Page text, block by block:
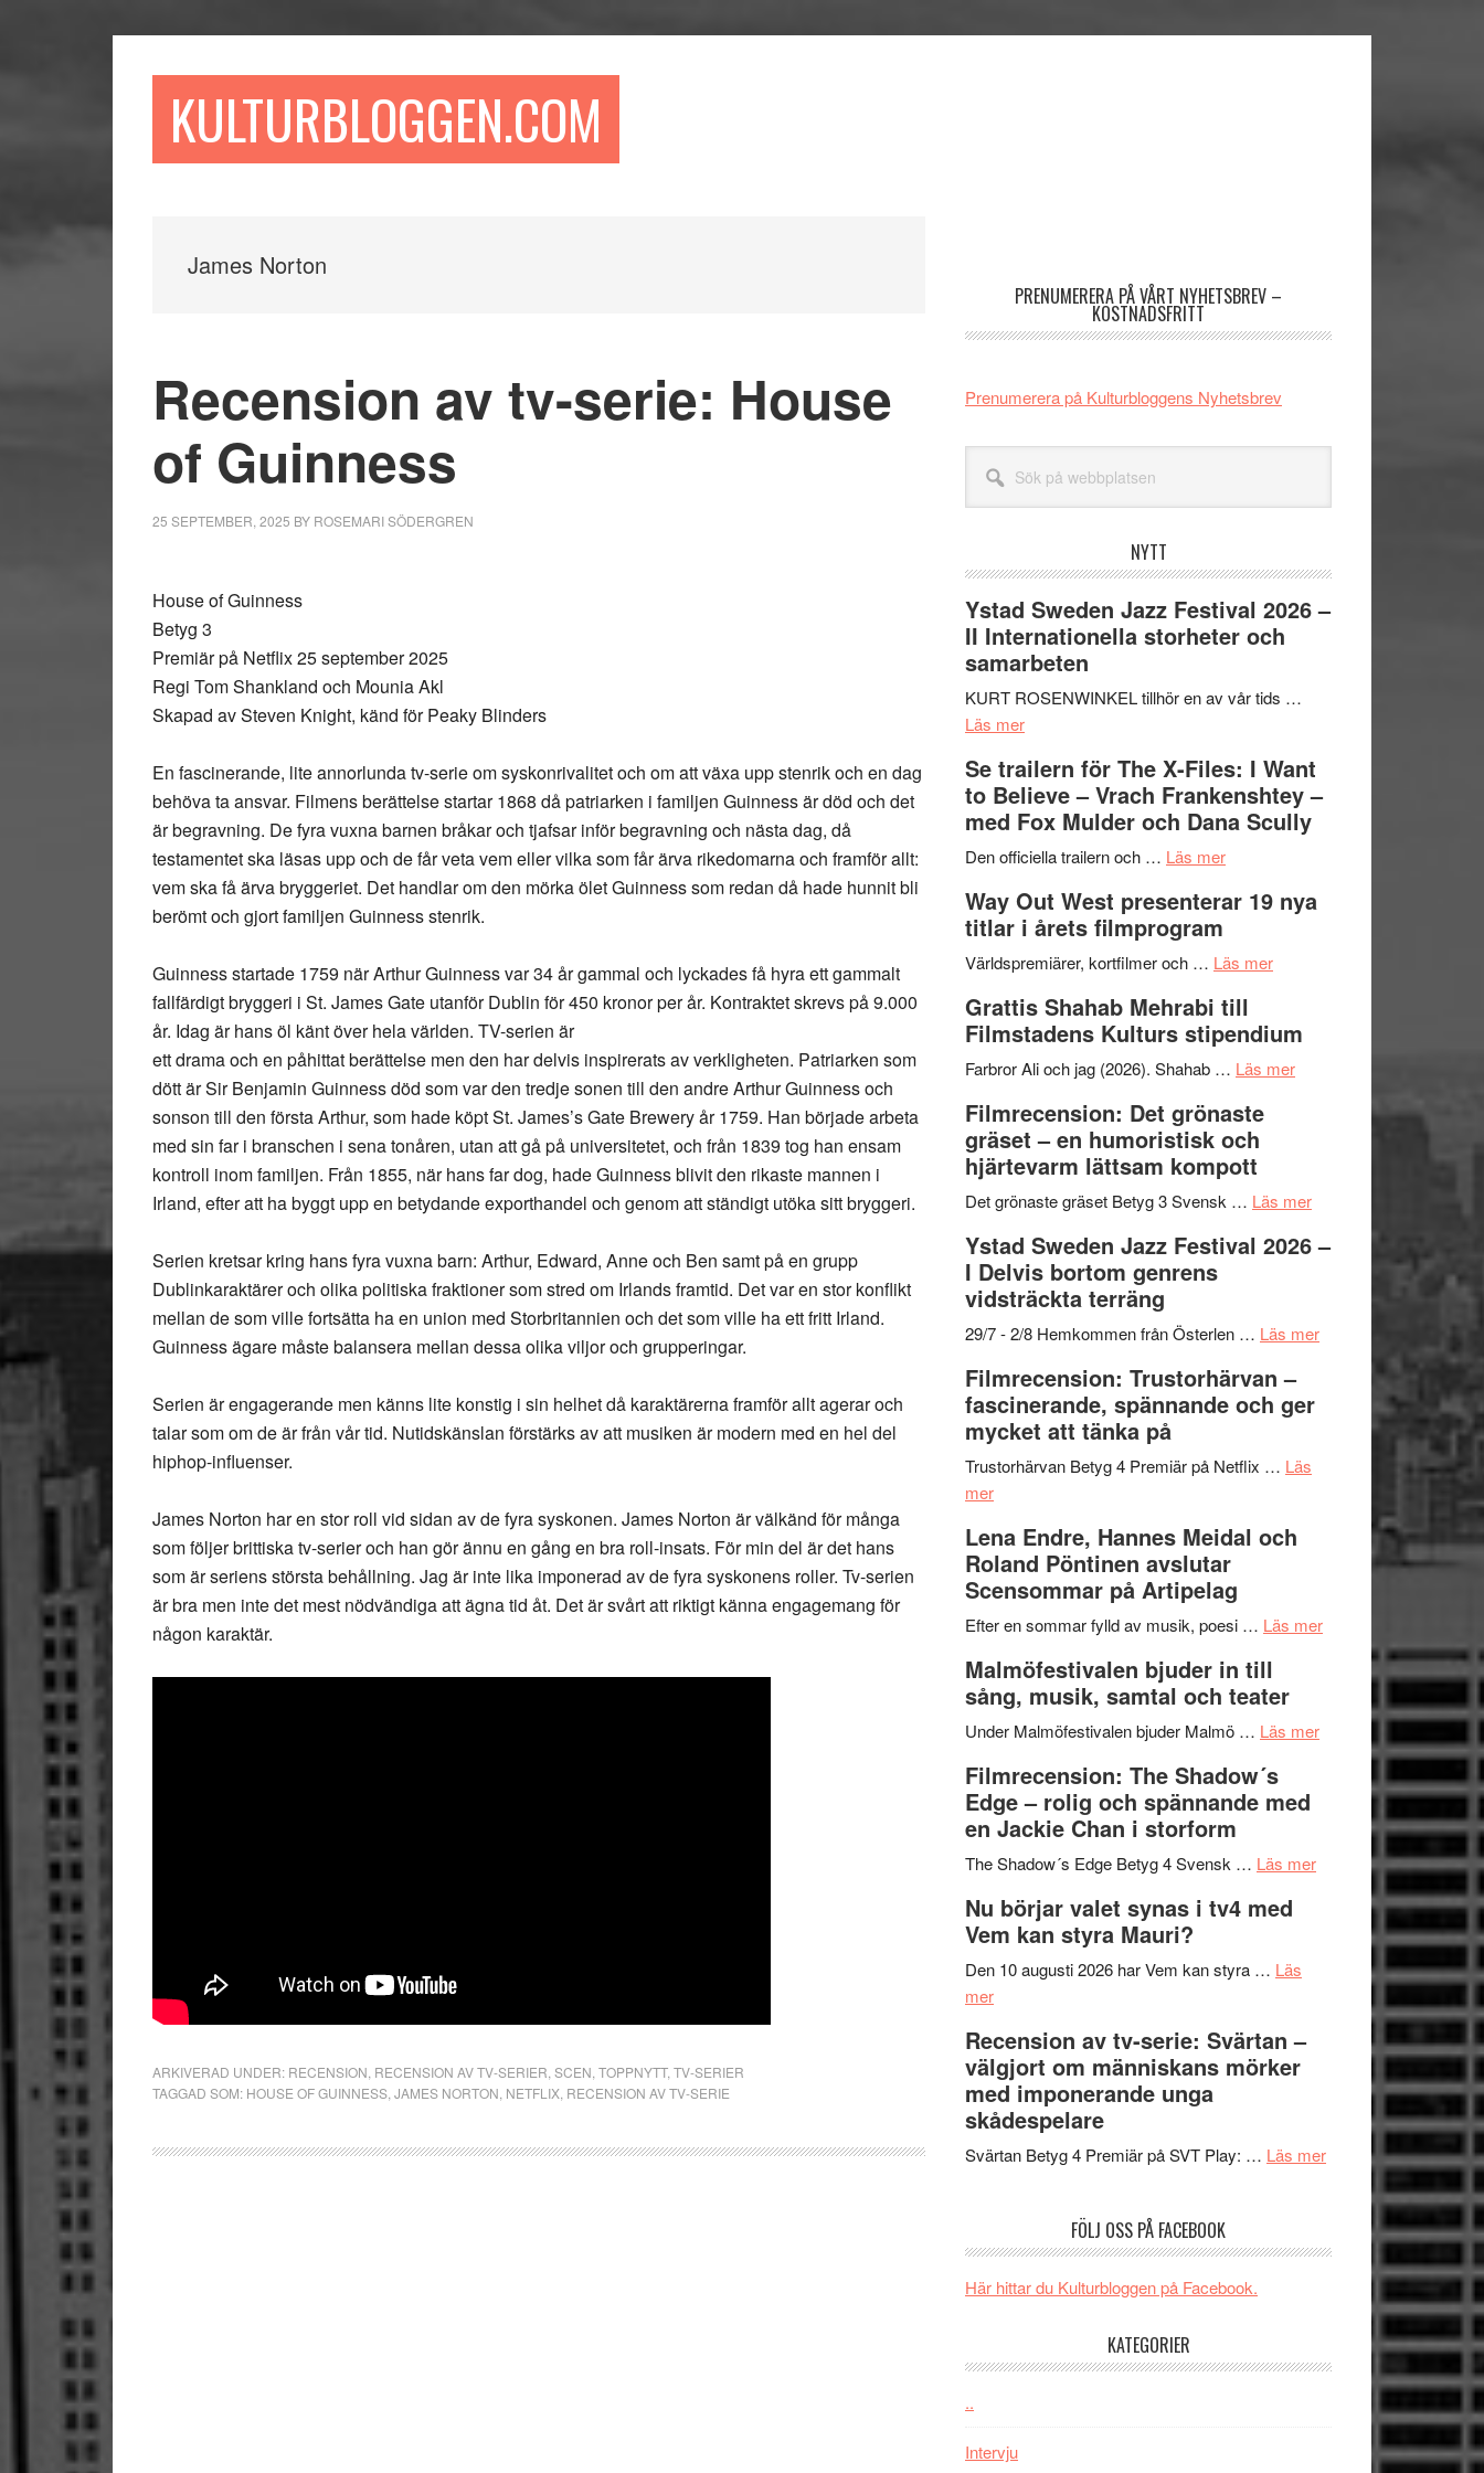
KULTURBLOGGEN.COM
James Norton
Recension av tv-serie: House
of Guinness
25 SEPTEMBER, 2025 BY ROSEMARI SÖDERGREN
House of Guinness
Betyg 3
Premiär på Netflix 25 september 2025
Regi Tom Shankland och Mounia Akl
Skapad av Steven Knight, känd för Peaky Blinders
En fascinerande, lite annorlunda tv-serie om syskonrivalitet och om att växa upp stenrik och en dag
behöva ta ansvar. Filmens berättelse startar 1868 då patriarken i familjen Guinness är död och det
är begravning. De fyra vuxna barnen bråkar och tjafsar inför begravning och nästa dag, då
testamentet ska läsas upp och de får veta vem eller vilka som får ärva rikedomarna och framför allt:
vem ska få ärva bryggeriet. Det handlar om den mörka ölet Guinness som redan då hade hunnit bli
berömt och gjort familjen Guinness stenrik.
Guinness startade 1759 när Arthur Guinness var 34 år gammal och lyckades få hyra ett gammalt
fallfärdigt bryggeri i St. James Gate utanför Dublin för 450 kronor per år. Kontraktet skrevs på 9.000
år. Idag är hans öl känt över hela världen. TV-serien är
ett drama och en påhittat berättelse men den har delvis inspirerats av verkligheten. Patriarken som
dött är Sir Benjamin Guinness död som var den tredje sonen till den andre Arthur Guinness och
sonson till den första Arthur, som hade köpt St. James’s Gate Brewery år 1759. Han började arbeta
med sin far i branschen i sena tonåren, utan att gå på universitetet, och från 1839 tog han ensam
kontroll inom familjen. Från 1855, när hans far dog, hade Guinness blivit den rikaste mannen i
Irland, efter att ha byggt upp en betydande exporthandel och genom att ständigt utöka sitt bryggeri.
Serien kretsar kring hans fyra vuxna barn: Arthur, Edward, Anne och Ben samt på en grupp
Dublinkaraktärer och olika politiska fraktioner som stred om Irlands framtid. Det var en stor konflikt
mellan de som ville fortsätta ha en union med Storbritannien och det som ville ha ett fritt Irland.
Guinness ägare måste balansera mellan dessa olika viljor och grupperingar.
Serien är engagerande men känns lite konstig i sin helhet då karaktärerna framför allt agerar och
talar som om de är från vår tid. Nutidskänslan förstärks av att musiken är modern med en hel del
hiphop-influenser.
James Norton har en stor roll vid sidan av de fyra syskonen. James Norton är välkänd för många
som följer brittiska tv-serier och han gör ännu en gång en bra roll-insats. För min del är det hans
som är seriens största behållning. Jag är inte lika imponerad av de fyra syskonens roller. Tv-serien
är bra men inte det mest nödvändiga att ägna tid åt. Det är svårt att riktigt känna engagemang för
någon karaktär.
ARKIVERAD UNDER: RECENSION RECENSION AV TV-SERIER SCEN TOPPNYTT, TV-SERIER
TAGGAD SOM: HOUSE OF GUINNESS JAMES NORTON NETFLIX RECENSION AV TV-SERIE
PRENUMERERA PÅ VÅRT NYHETSBREV –
KOSTNADSFRITT
Prenumerera på Kulturbloggens Nyhetsbrev
webbplatsen
NYTT
Ystad Sweden Jazz Festival 2026 –
II Internationella storheter och
samarbeten
KURT ROSENWINKEL tillhör en av vår tids …
Läs merom
Sweden
Jazz
Festival
2026
II
Internationella
storheter
samarbeten
Se trailern för The X-Files: I Want
to Believe – Vrach Frankenshtey –
med Fox Mulder och Dana Scully
Den officiella trailern och … Läs merom
trailern
The
Files:
I
Want
Believe
–
Vrach
Frankenshtey
med
och
Scully
Way Out West presenterar 19 nya
titlar i årets filmprogram
Världspremiärer, kortfilmer och … Läs merom
West
presenterar
årets
Grattis Shahab Mehrabi till
Filmstadens Kulturs stipendium
Farbror Ali och jag (2026). Shahab … Läs merom
Filmstadens
stipendium
Filmrecension: Det grönaste
gräset – en humoristisk och
hjärtevarm lättsam kompott
Det grönaste gräset Betyg 3 Svensk … Läs merom
Det
–
och
Ystad Sweden Jazz Festival 2026 –
I Delvis bortom genrens
vidsträckta terräng
29/7 - 2/8 Hemkommen från Österlen … Läs merom
vidsträckta
Filmrecension: Trustorhärvan –
fascinerande, spännande och ger
mycket att tänka på
Trustorhärvan Betyg 4 Premiär på Netflix … Läs
merom
Trustorhärvan
–
fascinerande,
spännande
ger
mycket
att
på
Lena Endre, Hannes Meidal och
Roland Pöntinen avslutar
Scensommar på Artipelag
Efter en sommar fylld av musik, poesi … Läs merom
Hannes
Roland
avslutar
Scensommar
Artipelag
Malmöfestivalen bjuder in till
sång, musik, samtal och teater
Under Malmöfestivalen bjuder Malmö … Läs merom
Malmöfestivalen
Filmrecension: The Shadow´s
Edge – rolig och spännande med
en Jackie Chan i storform
The Shadow´s Edge Betyg 4 Svensk … Läs merom
Filmrecension:
Shadow
spännande
en
storform
Nu börjar valet synas i tv4 med
Vem kan styra Mauri?
Den 10 augusti 2026 har Vem kan styra … Läs
merom
börjar
valet
synas
i
tv4
styra
Mauri?
Recension av tv-serie: Svärtan –
välgjort om människans mörker
med imponerande unga
skådespelare
Svärtan Betyg 4 Premiär på SVT Play: … Läs merom
serie:
Svärtan
välgjort
om
människans
mörker
FÖLJ OSS PÅ FACEBOOK
Här hittar du Kulturbloggen på Facebook.
KATEGORIER
..
Intervju